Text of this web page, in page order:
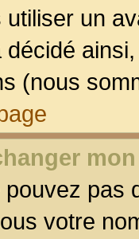
un
(nous
pas
votre